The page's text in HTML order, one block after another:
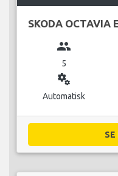
SKODA OCTAVIA
group
5
miscellaneous_services
Automatisk
SE